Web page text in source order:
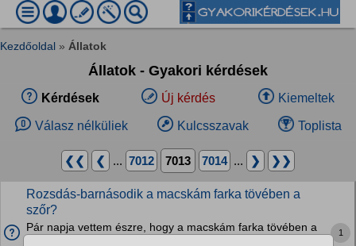
Kezdőoldal » Állatok
Állatok - Gyakori kérdések
Kérdések Új kérdés Kiemeltek
Válasz nélküliek Kulcsszavak Toplista
❮❮ ❮ ... 7012 7013 7014 ... ❯ ❯❯
Rozsdás-barnásodik a macskám farka tövében a
szőr?
Pár napja vettem észre, hogy a macskám farka tövében a
1